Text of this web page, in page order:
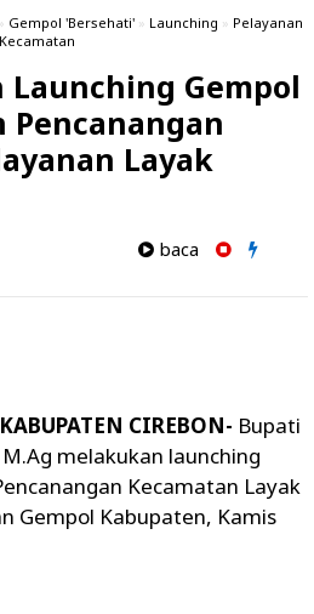
» Gempol 'Bersehati' » Launching » Pelayanan
Launching Gempol
Layak
baca
KABUPATEN CIREBON- Bupati
melakukan launching
Kecamatan Layak
Gempol Kabupaten, Kamis